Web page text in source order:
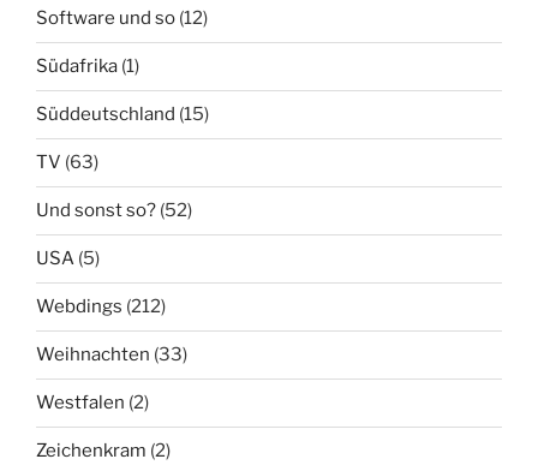
Software und so (12)
Südafrika (1)
Süddeutschland (15)
TV (63)
Und sonst so? (52)
USA (5)
Webdings (212)
Weihnachten (33)
Westfalen (2)
Zeichenkram (2)